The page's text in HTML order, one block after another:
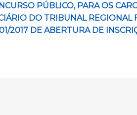
PÚBLICO, PARA OS
DO TRIBUNAL REGIONAL
2017 DE ABERTURA DE